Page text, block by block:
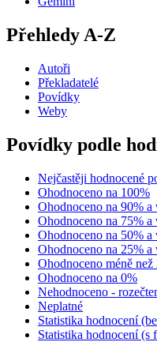
Přehledy A-Z
Autoři
Překladatelé
Povídky
Weby
Povídky podle
Nejčastěji hodnocené
Ohodnoceno na 100%
Ohodnoceno na 90% a
Ohodnoceno na 75% a
Ohodnoceno na 50% a
Ohodnoceno na 25% a
Ohodnoceno méně než
Ohodnoceno na 0%
Nehodnoceno -
Neplatné
Statistika hodnocení
Statistika hodnocení (s